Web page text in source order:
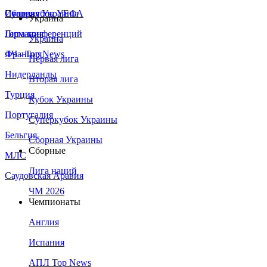
Сборная Украины
Италия
Германия
Франция
Нидерланды
Турция
Португалия
Бельгия
МЛС
Саудовская Аравия
Суперкубок УЕФА
Лига конференций
ЛЧ - Top News
Украина
Украина
Первая лига
Вторая лига
Кубок Украины
Суперкубок Украины
Сборная Украины
Сборные
Лига наций
ЧМ 2026
Чемпионаты
Англия
Испания
АПЛ Top News